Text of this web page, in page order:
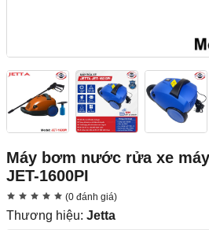
Máy bơm nước rửa xe
JET-1600PI
(0 đánh giá)
Thương hiệu: Jetta